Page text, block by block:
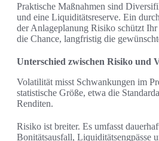
Praktische Maßnahmen sind
und eine Liquiditätsreserve. Ein
der Anlageplanung Risiko schützt
die Chance, langfristig die
Unterschied zwischen Risiko und
Volatilität misst Schwankungen im
statistische Größe, etwa die
Renditen.
Risiko ist breiter. Es umfasst
Bonitätsausfall, Liquiditätsengpässe